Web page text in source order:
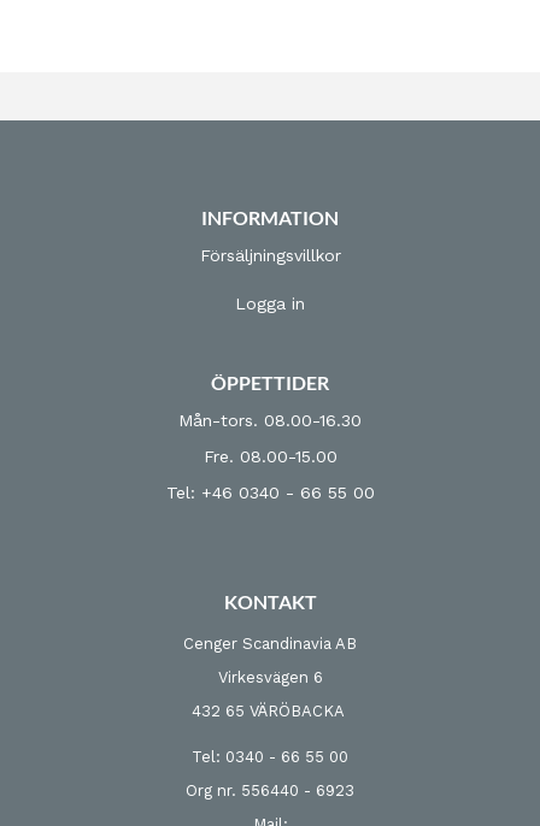
INFORMATION
Försäljningsvillkor
Logga in
ÖPPETTIDER
Mån-tors. 08.00-16.30
Fre. 08.00-15.00
Tel: +46 0340 - 66 55 00
KONTAKT
Cenger Scandinavia AB
Virkesvägen 6
432 65 VÄRÖBACKA
Tel: 0340 - 66 55 00
Org nr. 556440 - 6923